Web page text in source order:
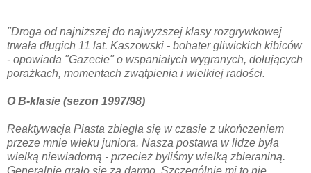
"Droga od najniższej do najwyższej klasy rozgrywkowej
trwała długich 11 lat. Kaszowski - bohater gliwickich kibiców
- opowiada "Gazecie" o wspaniałych wygranych, dołujących
porażkach, momentach zwątpienia i wielkiej radości.
O B-klasie (sezon 1997/98)
Reaktywacja Piasta zbiegła się w czasie z ukończeniem
przeze mnie wieku juniora. Nasza postawa w lidze była
wielką niewiadomą - przecież byliśmy wielką zbieraniną.
Generalnie grało się za darmo. Szczególnie mi to nie